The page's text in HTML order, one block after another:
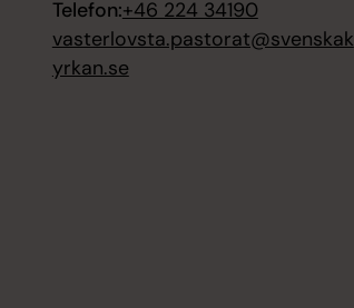
Telefon:+46 224 34190
vasterlovsta.pastorat@svenskak
yrkan.se